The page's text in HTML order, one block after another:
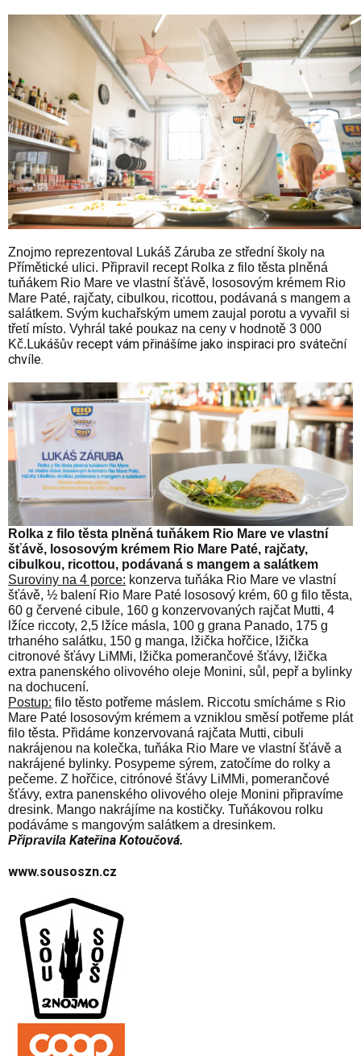
Znojmo reprezentoval Lukáš Záruba ze střední školy na
Přímětické ulici. Připravil recept Rolka z filo těsta plněná
tuňákem Rio Mare ve vlastní šťávě, lososovým krémem Rio
Mare Paté, rajčaty, cibulkou, ricottou, podávaná s mangem a
salátkem. Svým kuchařským umem zaujal porotu a vyvařil si
třetí místo. Vyhrál také poukaz na ceny v hodnotě 3 000
Kč.Lukášův recept vám přinášíme jako inspiraci pro sváteční
chvíle.
Rolka z filo těsta plněná tuňákem Rio Mare ve vlastní
šťávě, lososovým krémem Rio Mare Paté, rajčaty,
cibulkou, ricottou, podávaná s mangem a salátkem
Suroviny na 4 porce: konzerva tuňáka Rio Mare ve vlastní
šťávě, ½ balení Rio Mare Paté lososový krém, 60 g filo těsta,
60 g červené cibule, 160 g konzervovaných rajčat Mutti, 4
lžíce riccoty, 2,5 lžíce másla, 100 g grana Panado, 175 g
trhaného salátku, 150 g manga, lžička hořčice, lžička
citronové šťávy LiMMi, lžička pomerančové šťávy, lžička
extra panenského olivového oleje Monini, sůl, pepř a bylinky
na dochucení.
Postup: filo těsto potřeme máslem. Riccotu smícháme s Rio
Mare Paté lososovým krémem a vzniklou směsí potřeme plát
filo těsta. Přidáme konzervovaná rajčata Mutti, cibuli
nakrájenou na kolečka, tuňáka Rio Mare ve vlastní šťávě a
nakrájené bylinky. Posypeme sýrem, zatočíme do rolky a
pečeme. Z hořčice, citrónové šťávy LiMMi, pomerančové
šťávy, extra panenského olivového oleje Monini připravíme
dresink. Mango nakrájíme na kostičky. Tuňákovou rolku
podáváme s mangovým salátkem a dresinkem.
Připravila Kateřina Kotoučová.
www.sousoszn.cz